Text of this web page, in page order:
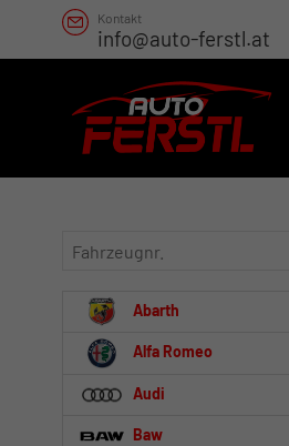
Kontakt
info@auto-ferstl.at
Fahrzeugnr.
Abarth
Alfa Romeo
Audi
Baw